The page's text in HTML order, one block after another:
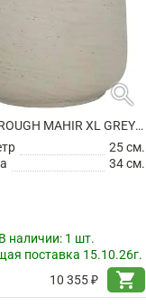
search
КАШПО ROUGH MAHIR XL GREY WASHED
25 см.
34 см.
наличии: 1 шт.
поставка 15.10.26г.
10 355 ₽
shopping_cart